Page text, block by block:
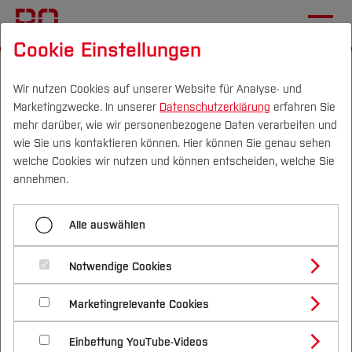
Campus Personen DE|EN Quicklinks
Studium
Studienangebote
Bachelorstudiengänge
Masterstudiengänge
Vor dem Studium
Bewerben & Einschreiben
Bewerbungsportal
Im Studium
Studienbüros und Prüfungen
Nach dem Studium
Forschung & Transfer
Profil
Forschungs- und Transferprofil
Schwerpunkte (FuT)
Beratung & Förderung
Nachhaltigkeit
Nachhaltigkeit studieren
International
Mechatronik und Maschinenbau
Einrichtungen
Höhere Technische
Mechanik
Cookie Einstellungen
Wir nutzen Cookies auf unserer Website für Analyse- und
Marketingzwecke. In unserer Datenschutzerklärung erfahren Sie
mehr darüber, wie wir personenbezogene Daten verarbeiten und
wie Sie uns kontaktieren können. Hier können Sie genau sehen
welche Cookies wir nutzen und können entscheiden, welche Sie
annehmen.
Alle auswählen
Notwendige Cookies
Marketingrelevante Cookies
Einbettung YouTube-Videos